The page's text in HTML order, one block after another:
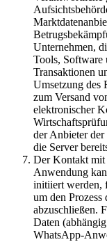
Unternehmen,
Tools,
Transaktionen
Umsetzung des
zum Versand
elektronischer
der Anbieter
die Server
Der Kontakt mit
Anwendung
initiiert werden,
um den
abzuschließen.
Daten
WhatsApp-